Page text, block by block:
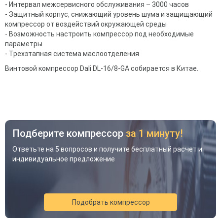
- Интервал межсервисного обслуживания – 3000 часов
- Защитный корпус, снижающий уровень шума и защищающий
компрессор от воздействий окружающей среды
- Возможность настроить компрессор под необходимые
параметры
- Трехэтапная система маслоотделения
Винтовой компрессор Dali DL-16/8-GA собирается в Китае.
Подберите компрессор за 1 минуту!
Ответьте на 5 вопросов и получите бесплатный расчет и
индивидуальное предложение
Подобрать компрессор
АкцияНовинкаХит